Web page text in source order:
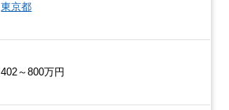
東京都
402～800万円